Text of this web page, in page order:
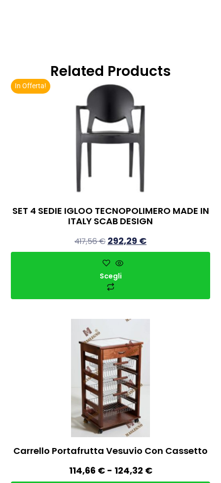
Related Products
In Offerta!
SET 4 SEDIE IGLOO TECNOPOLIMERO MADE IN
ITALY SCAB DESIGN
417,56€ 292,29 €
Scegli
Carrello Portafrutta Vesuvio Con Cassetto
114,66 € - 124,32 €